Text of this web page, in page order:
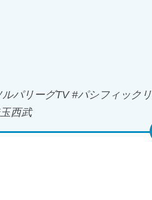
パリーグTV #パシフィックリ
西武